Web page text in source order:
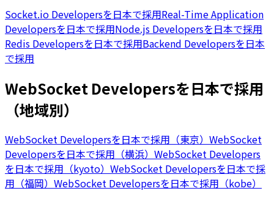
Socket.io Developersを日本で採用Real-Time Application
Developersを日本で採用Node.js Developersを日本で採用
Redis Developersを日本で採用Backend Developersを日本
で採用
WebSocket Developersを日本で採用
（地域別）
WebSocket Developersを日本で採用（東京） WebSocket
Developersを日本で採用（横浜） WebSocket Developers
を日本で採用（kyoto） WebSocket Developersを日本で採
用（福岡） WebSocket Developersを日本で採用（kobe）